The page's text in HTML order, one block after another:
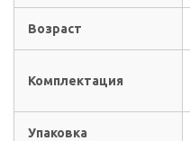
Возраст
Комплектация
Упаковка